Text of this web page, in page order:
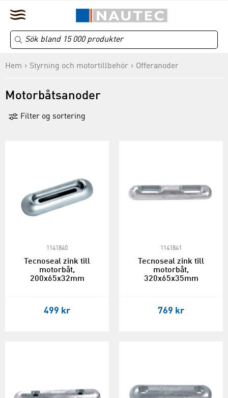
Hem Styrning och motortillbehör Offeranoder
Motorbåtsanoder
Filter og sortering
1141840
Tecnoseal zink till
motorbåt,
200x65x32mm
499 kr
1141841
Tecnoseal zink till
motorbåt,
320x65x35mm
769 kr